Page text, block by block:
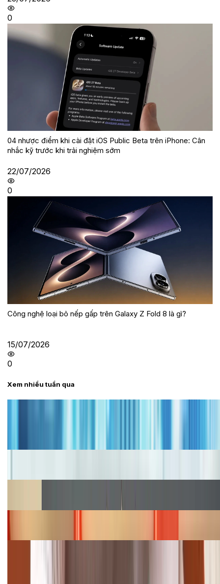
0
04 nhược điểm khi cài đặt iOS Public Beta trên iPhone: Cân
nhắc kỹ trước khi trải nghiệm sớm
22/07/2026
0
Công nghệ loại bỏ nếp gấp trên Galaxy Z Fold 8 là gì?
15/07/2026
0
Xem nhiều tuần qua